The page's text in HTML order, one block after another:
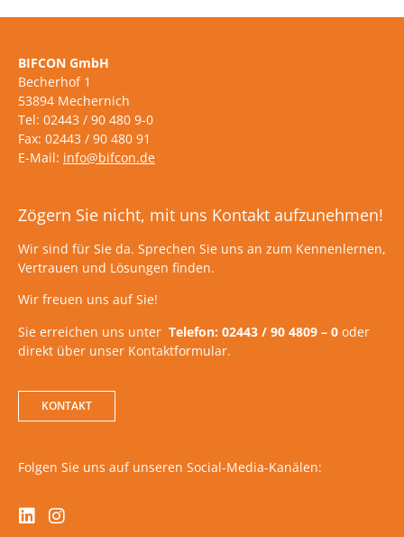
BIFCON GmbH
Becherhof 1
53894 Mechernich
Tel: 02443 / 90 480 9-0
Fax: 02443 / 90 480 91
E-Mail: info@bifcon.de
Zögern Sie nicht, mit uns Kontakt aufzunehmen!
Wir sind für Sie da. Sprechen Sie uns an zum Kennenlernen,
Vertrauen und Lösungen finden.
Wir freuen uns auf Sie!
Sie erreichen uns unter Telefon: 02443 / 90 4809 – 0 oder
direkt über unser Kontaktformular.
KONTAKT
Folgen Sie uns auf unseren Social-Media-Kanälen: